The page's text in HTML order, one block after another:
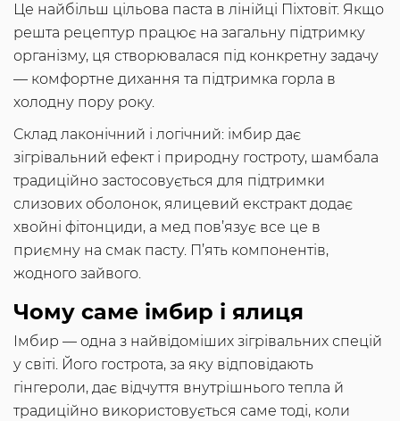
Це найбільш цільова паста в лінійці Піхтовіт. Якщо
решта рецептур працює на загальну підтримку
організму, ця створювалася під конкретну задачу
— комфортне дихання та підтримка горла в
холодну пору року.
Склад лаконічний і логічний: імбир дає
зігрівальний ефект і природну гостроту, шамбала
традиційно застосовується для підтримки
слизових оболонок, ялицевий екстракт додає
хвойні фітонциди, а мед пов’язує все це в
приємну на смак пасту. П’ять компонентів,
жодного зайвого.
Чому саме імбир і ялиця
Імбир — одна з найвідоміших зігрівальних спецій
у світі. Його гострота, за яку відповідають
гінгероли, дає відчуття внутрішнього тепла й
традиційно використовується саме тоді, коли